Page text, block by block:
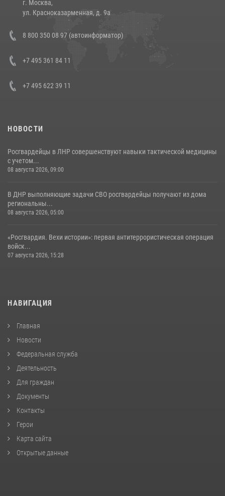
14 июля 2026, 12:20
Состоялась рабочая встреча директора Росгвардии Героя России
генерала армии Виктора Золотова с заместителем полномочного
представителя Президента Российской Федерации в Северо-
Кавказском федеральном округе Виталием Кузнецовым
г. Москва,
ул. Красноказарменная, д. 9а
8 800 350 08 97 (автоинформатор)
+7 495 361 84 11
+7 495 622 39 11
НОВОСТИ
Росгвардейцы в ЛНР совершенствуют навыки тактической медицины
с учетом...
08 августа 2026, 09:00
В ДНР выполняющие задачи СВО росгвардейцы получают из дома
региональны...
08 августа 2026, 05:00
«Росгвардия. Вехи истории»: первая антитеррористическая операция
войск...
07 августа 2026, 15:28
НАВИГАЦИЯ
Главная
Новости
Федеральная служба
Деятельность
Для граждан
Документы
Контакты
Герои
Карта сайта
Открытые данные